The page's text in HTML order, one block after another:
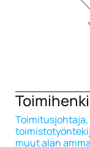
muut alan